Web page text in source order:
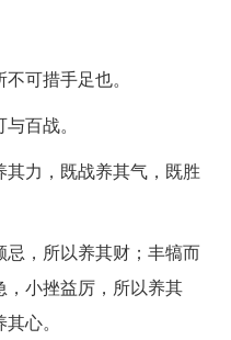
可措手足也。
百战。
力，既战养其气，既胜
，所以养其财；丰犒而
小挫益厉，所以养其
心。